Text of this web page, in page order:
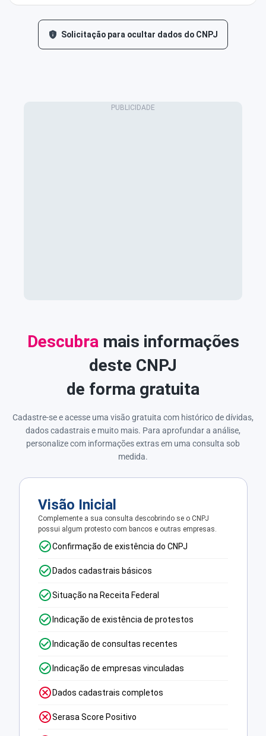
Solicitação para ocultar dados do CNPJ
Descubra mais informações
deste CNPJ
de forma gratuita
Cadastre-se e acesse uma visão gratuita com histórico de dívidas,
dados cadastrais e muito mais. Para aprofundar a análise,
personalize com informações extras em uma consulta sob
medida.
Visão Inicial
Complemente a sua consulta descobrindo se o CNPJ
possui algum protesto com bancos e outras empresas.
Confirmação de existência do CNPJ
Dados cadastrais básicos
Situação na Receita Federal
Indicação de existência de protestos
Indicação de consultas recentes
Indicação de empresas vinculadas
Dados cadastrais completos
Serasa Score Positivo